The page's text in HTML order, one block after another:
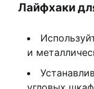
Лайфхаки
и